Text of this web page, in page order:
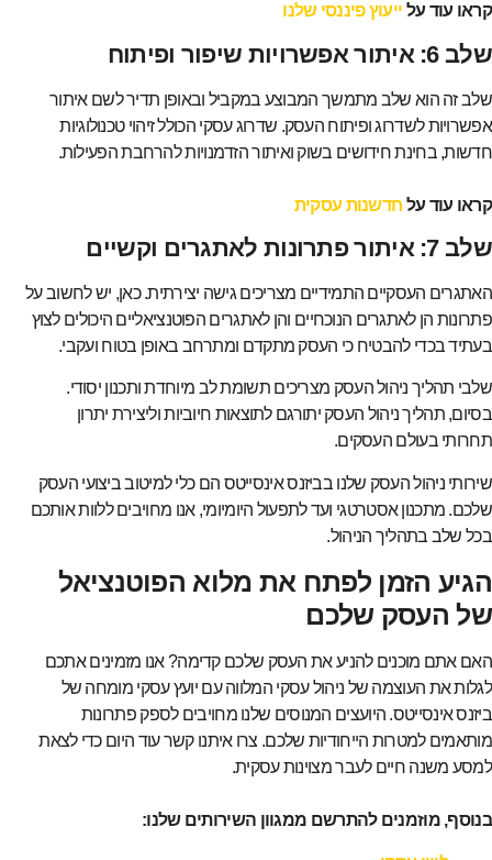
קראו עוד על ייעוץ פיננסי שלנו
שלב 6: איתור אפשרויות שיפור ופיתוח
שלב זה הוא שלב מתמשך המבוצע במקביל ובאופן תדיר לשם איתור
אפשרויות לשדרוג ופיתוח העסק. שדרוג עסקי הכולל זיהוי טכנולוגיות
חדשות, בחינת חידושים בשוק ואיתור הזדמנויות להרחבת הפעילות.
קראו עוד על חדשנות עסקית
שלב 7: איתור פתרונות לאתגרים וקשיים
האתגרים העסקיים התמידיים מצריכים גישה יצירתית. כאן, יש לחשוב על
פתרונות הן לאתגרים הנוכחיים והן לאתגרים הפוטנציאליים היכולים לצוץ
בעתיד בכדי להבטיח כי העסק מתקדם ומתרחב באופן בטוח ועקבי.
שלבי תהליך ניהול העסק מצריכים תשומת לב מיוחדת ותכנון יסודי.
בסיום, תהליך ניהול העסק יתורגם לתוצאות חיוביות וליצירת יתרון
תחרותי בעולם העסקים.
שירותי ניהול העסק שלנו בביזנס אינסייטס הם כלי למיטוב ביצועי העסק
שלכם. מתכנון אסטרטגי ועד לתפעול היומיומי, אנו מחויבים ללוות אותכם
בכל שלב בתהליך הניהול.
הגיע הזמן לפתח את מלוא הפוטנציאל
של העסק שלכם
האם אתם מוכנים להניע את העסק שלכם קדימה? אנו מזמינים אתכם
לגלות את העוצמה של ניהול עסקי המלווה עם יועץ עסקי מומחה של
ביזנס אינסייטס. היועצים המנוסים שלנו מחויבים לספק פתרונות
מותאמים למטרות הייחודיות שלכם. צרו איתנו קשר עוד היום כדי לצאת
למסע משנה חיים לעבר מצוינות עסקית.
בנוסף, מוזמנים להתרשם ממגוון השירותים שלנו: